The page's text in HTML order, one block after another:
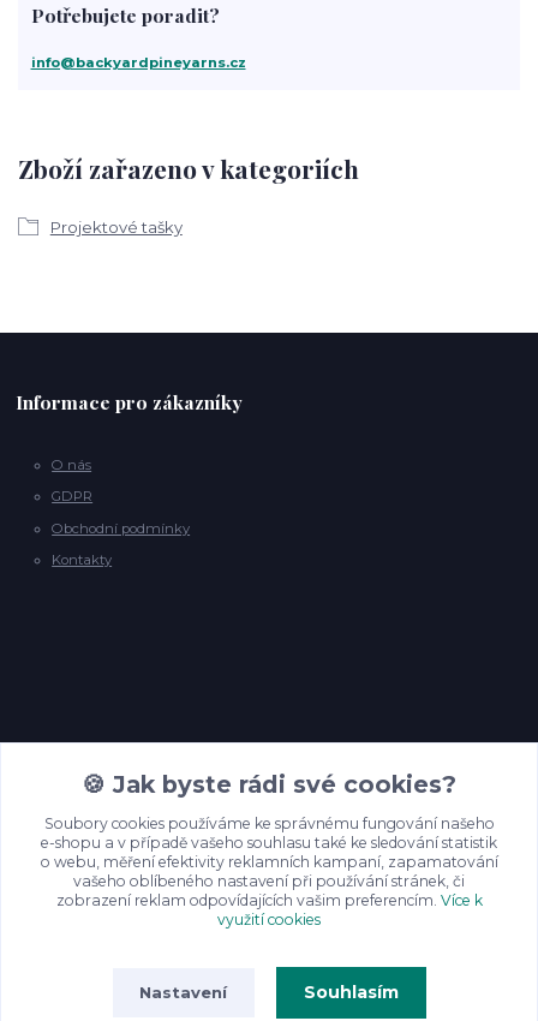
Zboží zařazeno v kategoriích
Projektové tašky
Potřebujete poradit?
info@backyardpineyarns.cz
Informace pro zákazníky
O nás
GDPR
Obchodní podmínky
Kontakty
info@backyardpineyarns.cz
🍪 Jak byste rádi své cookies?
Soubory cookies používáme ke správnému fungování našeho
e-shopu a v případě vašeho souhlasu také ke sledování statistik
o webu, měření efektivity reklamních kampaní, zapamatování
vašeho oblíbeného nastavení při používání stránek, či
zobrazení reklam odpovídajících vašim preferencím. Více k
využití cookies
Nastavení Souhlasím